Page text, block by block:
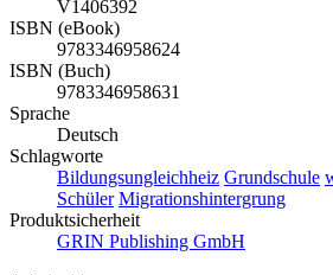
V1406392
ISBN (eBook)
9783346958624
ISBN (Buch)
9783346958631
Sprache
Deutsch
Schlagworte
Bildungsungleichheiz Grundschule
Schüler Migrationshintergrung
Produktsicherheit
GRIN Publishing GmbH